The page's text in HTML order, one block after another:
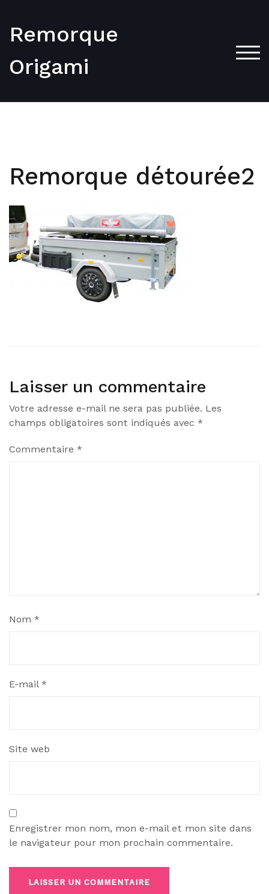
content
Remorque
Origami
Remorque détourée2
Laisser un commentaire
Votre adresse e-mail ne sera pas publiée. Les
champs obligatoires sont indiqués avec *
Commentaire *
Nom *
E-mail *
Site web
Enregistrer mon nom, mon e-mail et mon site dans
le navigateur pour mon prochain commentaire.